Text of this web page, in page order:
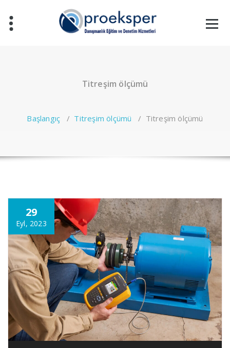
geç
Titreşim ölçümü
Başlangıç / Titreşim ölçümü / Titreşim ölçümü
29
Eyl, 2023